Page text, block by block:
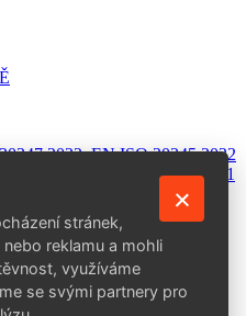
EN ISO 20345:2022
EN ISO 20345:2011
stránek,
reklamu a mohli
využíváme
se svými partnery pro